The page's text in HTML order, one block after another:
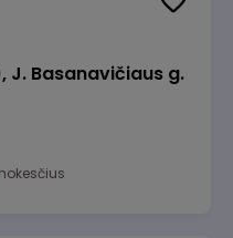
Basanavičiaus g.